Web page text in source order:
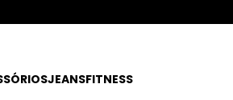
JEANSFITNESS